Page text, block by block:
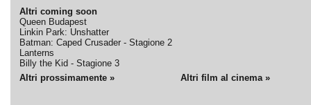
Altri coming soon
Queen Budapest
Linkin Park: Unshatter
Batman: Caped Crusader - Stagione 2
Lanterns
Billy the Kid - Stagione 3
Altri prossimamente » Altri film al cinema »